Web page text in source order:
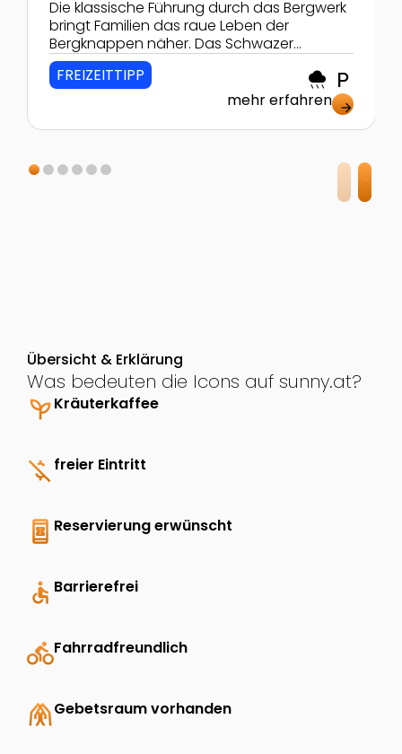
Die klassische Führung durch das Bergwerk
bringt Familien das raue Leben der
Bergknappen näher. Das Schwazer
Silberbergwerk war einmal das Größte
weltweit!
FREIZEITTIPP rainy local_parking
mehr erfahren arrow_forward
Übersicht & Erklärung
Was bedeuten die Icons auf sunny.at?
psychiatryKräuterkaffee
money_off freier Eintritt
book_online Reservierung erwünscht
accessible Barrierefrei
directions_bikeFahrradfreundlich
folded_handsGebetsraum vorhanden